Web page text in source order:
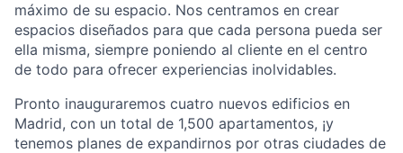
máximo de su espacio. Nos centramos en crear
espacios diseñados para que cada persona pueda ser
ella misma, siempre poniendo al cliente en el centro
de todo para ofrecer experiencias inolvidables.
Pronto inauguraremos cuatro nuevos edificios en
Madrid, con un total de 1,500 apartamentos, ¡y
tenemos planes de expandirnos por otras ciudades de